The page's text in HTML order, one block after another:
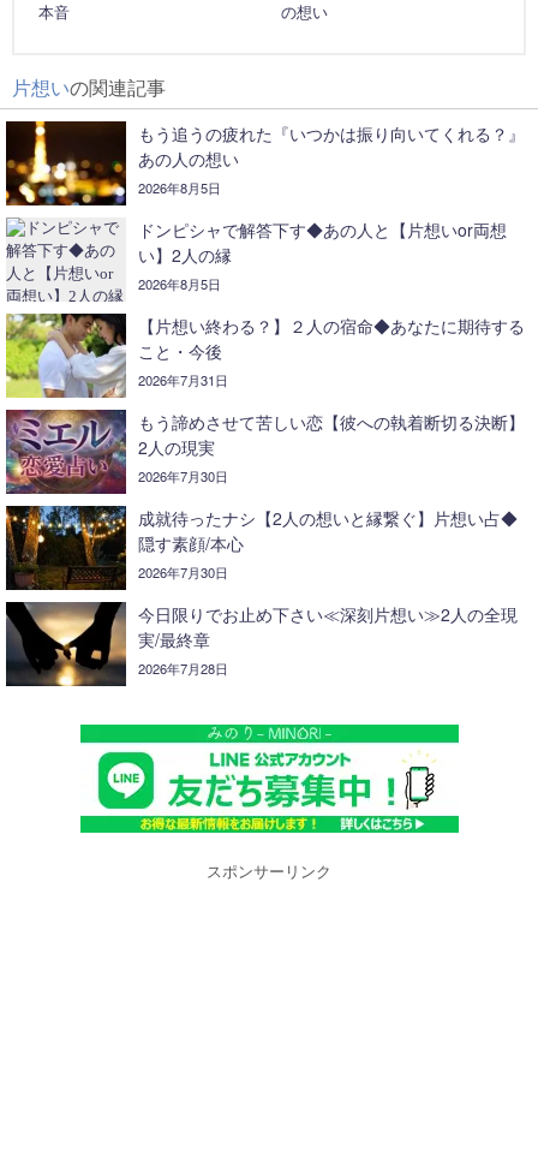
本音 の想い
片想いの関連記事
もう追うの疲れた『いつかは振り向いてくれる？』
あの人の想い
2026年8月5日
ドンピシャで解答下す◆あの人と【片想いor両想
い】2人の縁
2026年8月5日
【片想い終わる？】２人の宿命◆あなたに期待する
こと・今後
2026年7月31日
もう諦めさせて苦しい恋【彼への執着断切る決断】
2人の現実
2026年7月30日
成就待ったナシ【2人の想いと縁繋ぐ】片想い占◆
隠す素顔/本心
2026年7月30日
今日限りでお止め下さい≪深刻片想い≫2人の全現
実/最終章
2026年7月28日
スポンサーリンク